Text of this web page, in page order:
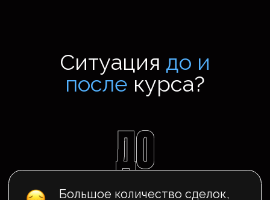
Станьте трейдероми
начните торговать на